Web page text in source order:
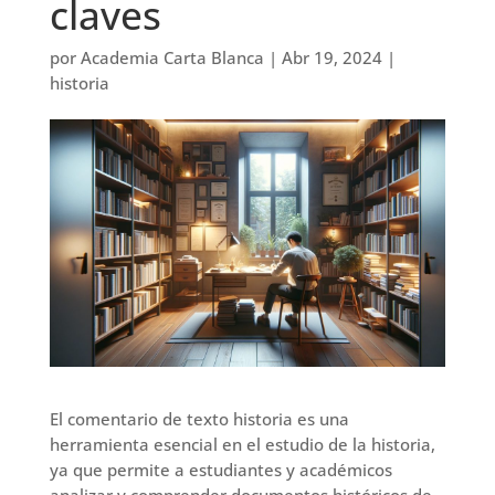
claves
por Academia Carta Blanca | Abr 19, 2024|
historia
El comentario de texto historia es una
herramienta esencial en el estudio de la historia,
ya que permite a estudiantes y académicos